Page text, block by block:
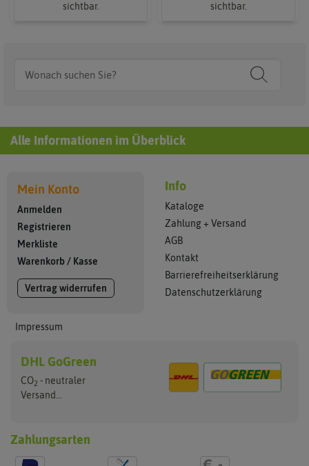
sichtbar.
sichtbar.
Alle Informationen im Überblick
Mein Konto
Anmelden
Registrieren
Merkliste
Warenkorb / Kasse
Vertrag widerrufen
Impressum
Info
Kataloge
Zahlung + Versand
AGB
Kontakt
Barrierefreiheitserklärung
Datenschutzerklärung
DHL GoGreen
CO2 - neutraler
Versand...
Zahlungsarten